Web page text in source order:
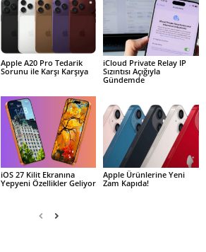
Apple A20 Pro Tedarik
Sorunu ile Karşı Karşıya
iCloud Private Relay IP
Sızıntısı Açığıyla
Gündemde
iOS 27 Kilit Ekranına
Yepyeni Özellikler Geliyor
Apple Ürünlerine Yeni
Zam Kapıda!